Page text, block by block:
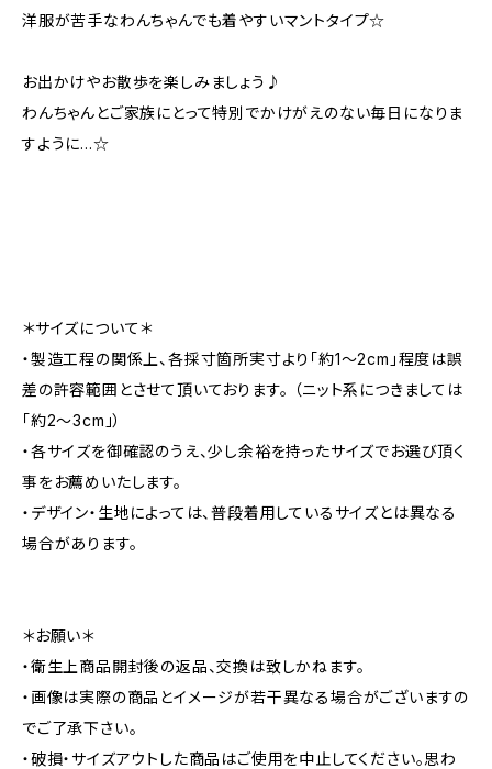
洋服が苦手なわんちゃんでも着やすいマントタイプ☆
お出かけやお散歩を楽しみましょう♪
わんちゃんとご家族にとって特別でかけがえのない毎日になりま
すように…☆
＊サイズについて＊
・製造工程の関係上、各採寸箇所実寸より「約1～2cm」程度は誤
差の許容範囲とさせて頂いております。 （ニット系につきましては
「約2～3cm」）
・各サイズを御確認のうえ、少し余裕を持ったサイズでお選び頂く
事をお薦めいたします。
・デザイン・生地によっては、普段着用しているサイズとは異なる
場合があります。
＊お願い＊
・衛生上商品開封後の返品、交換は致しかねます。
・画像は実際の商品とイメージが若干異なる場合がございますの
でご了承下さい。
・破損・サイズアウトした商品はご使用を中止してください。思わ